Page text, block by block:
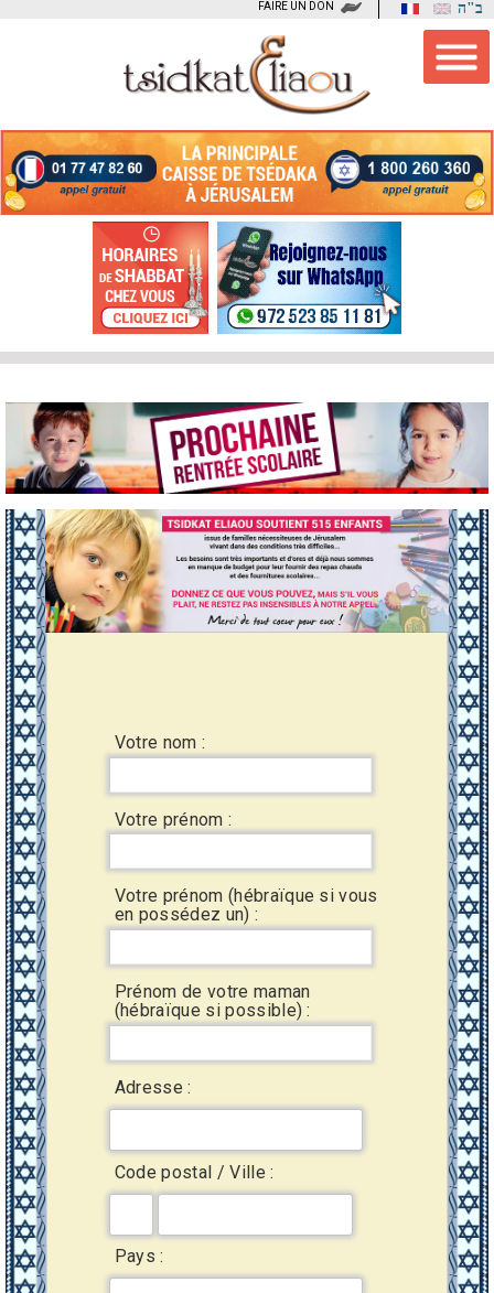
ב"ה FAIRE UN DON
Votre nom :
Votre prénom :
Votre prénom (hébraïque si vous
en possédez un) :
Prénom de votre maman
(hébraïque si possible) :
Adresse :
Code postal / Ville :
Pays :